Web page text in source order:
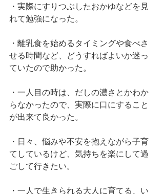
・実際にすりつぶしたおかゆなどを見
れて勉強になった。
・離乳食を始めるタイミングや食べさ
せる時間など、どうすればよいか迷っ
ていたので助かった。
・一人目の時は、だしの濃さとかわか
らなかったので、実際に口にすること
が出来て良かった。
・日々、悩みや不安を抱えながら子育
てしているけど、気持ちを楽にして過
ごして行きたい。
・一人で生きられる大人に育てる、い